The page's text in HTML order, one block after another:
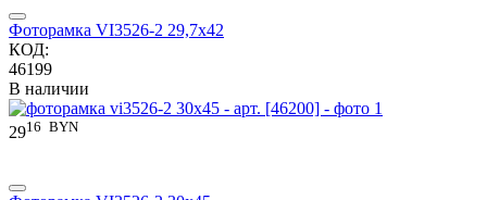
Фоторамка VI3526-2 29,7x42
КОД:
46199
В наличии
2916 BYN